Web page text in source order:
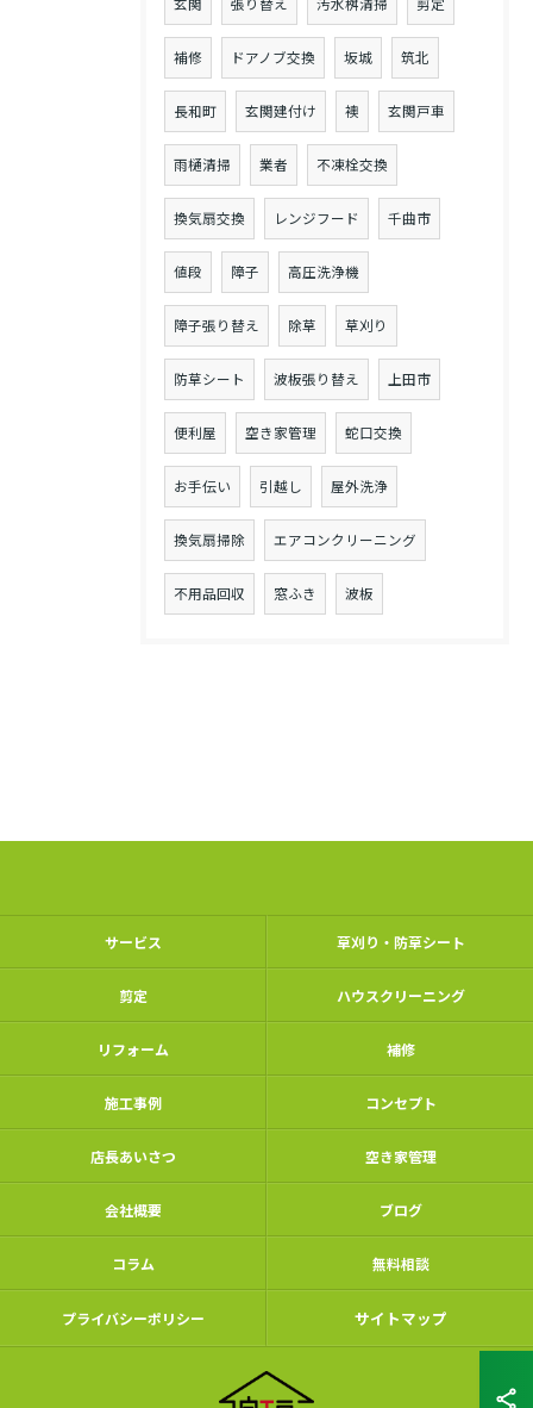
補修 ドアノブ交換 坂城 筑北
長和町 玄関建付け 襖 玄関戸車
雨樋清掃 業者 不凍栓交換
換気扇交換 レンジフード 千曲市
値段 障子 高圧洗浄機
障子張り替え 除草 草刈り
防草シート 波板張り替え 上田市
便利屋 空き家管理 蛇口交換
お手伝い 引越し 屋外洗浄
換気扇掃除 エアコンクリーニング
不用品回収 窓ふき 波板
サービス 草刈り・防草シート
剪定 ハウスクリーニング
リフォーム 補修
施工事例 コンセプト
店長あいさつ 空き家管理
会社概要 ブログ
コラム 無料相談
プライバシーポリシー サイトマップ